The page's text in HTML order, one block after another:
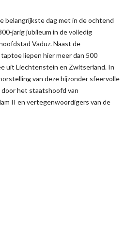
belangrijkste dag met in de ochtend
jarig jubileum in de volledig
Vaduz. Naast de
liepen hier meer dan 500
uit Liechtenstein en Zwitserland. In
van deze bijzonder sfeervolle
het staatshoofd van
II en vertegenwoordigers van de